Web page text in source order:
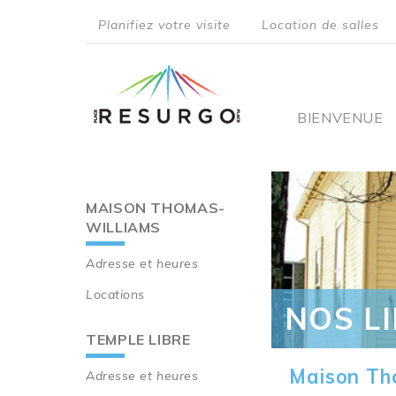
menu
Planifiez votre visite Location de salles
Main
BIENVENUE
Main
navigation
MAISON THOMAS-
WILLIAMS
Adresse et heures
Locations
TEMPLE LIBRE
Adresse et heures
NOS
Maison